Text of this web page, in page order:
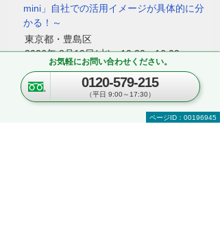
mini」自社での活用イメージが具体的に分
かる！～
東京都・豊島区
2026年 8月19日(水) 10:30～16:00
セキュリティ
複合機・コピー機活用
情報共有・会議システム
業務データの活用
ページID：00196945
お気軽にお問い合わせください。
0120-579-215
（平日 9:00～17:30）